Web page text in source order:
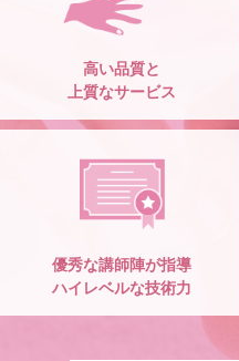
高い品質と
上質なサービス
優秀な講師陣が指導
ハイレベルな技術力